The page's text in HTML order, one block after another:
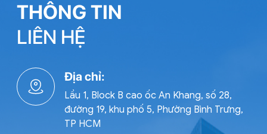
THÔNG TIN
LIÊN HỆ
Địa chỉ:
Lầu 1, Block B cao ốc An Khang, số 28,
đường 19, khu phố 5, Phường Bình Trưng,
TP HCM